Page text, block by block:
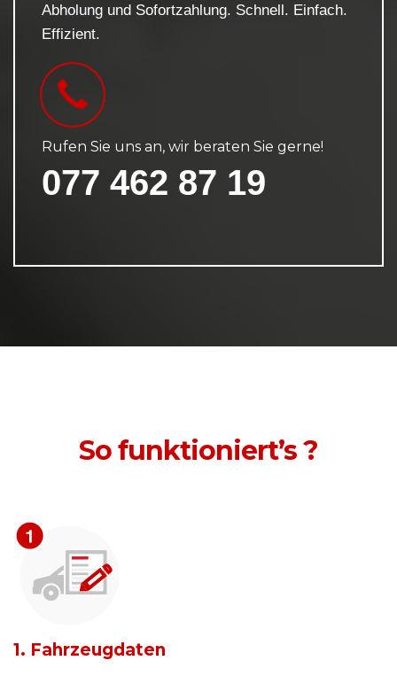
Abholung und Sofortzahlung. Schnell. Einfach.
Effizient.
Rufen Sie uns an, wir beraten Sie gerne!
077 462 87 19
So funktioniert’s ?
1. Fahrzeugdaten